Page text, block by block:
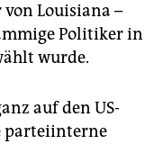
Louisiana –
Politiker in
wurde.
auf den US-
parteiinterne